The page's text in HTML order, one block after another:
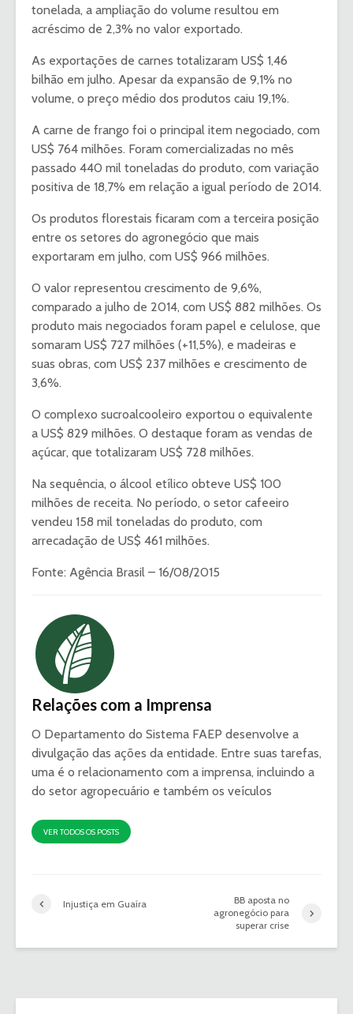
tonelada, a ampliação do volume resultou em
acréscimo de 2,3% no valor exportado.
As exportações de carnes totalizaram US$ 1,46
bilhão em julho. Apesar da expansão de 9,1% no
volume, o preço médio dos produtos caiu 19,1%.
A carne de frango foi o principal item negociado, com
US$ 764 milhões. Foram comercializadas no mês
passado 440 mil toneladas do produto, com variação
positiva de 18,7% em relação a igual período de 2014.
Os produtos florestais ficaram com a terceira posição
entre os setores do agronegócio que mais
exportaram em julho, com US$ 966 milhões.
O valor representou crescimento de 9,6%,
comparado a julho de 2014, com US$ 882 milhões. Os
produto mais negociados foram papel e celulose, que
somaram US$ 727 milhões (+11,5%), e madeiras e
suas obras, com US$ 237 milhões e crescimento de
3,6%.
O complexo sucroalcooleiro exportou o equivalente
a US$ 829 milhões. O destaque foram as vendas de
açúcar, que totalizaram US$ 728 milhões.
Na sequência, o álcool etílico obteve US$ 100
milhões de receita. No período, o setor cafeeiro
vendeu 158 mil toneladas do produto, com
arrecadação de US$ 461 milhões.
Fonte: Agência Brasil – 16/08/2015
Relações com a Imprensa
O Departamento do Sistema FAEP desenvolve a
divulgação das ações da entidade. Entre suas tarefas,
uma é o relacionamento com a imprensa, incluindo a
do setor agropecuário e também os veículos
VER TODOS OS POSTS
Injustiça em Guaíra
BB aposta no
agronegócio para
superar crise